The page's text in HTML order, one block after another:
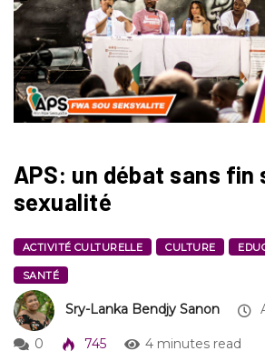
APS: un débat sans fin
sexualité
ACTIVITÉ CULTURELLE CULTURE
SANTÉ
Sry-Lanka Bendjy Sanon
0 745 4 minutes read